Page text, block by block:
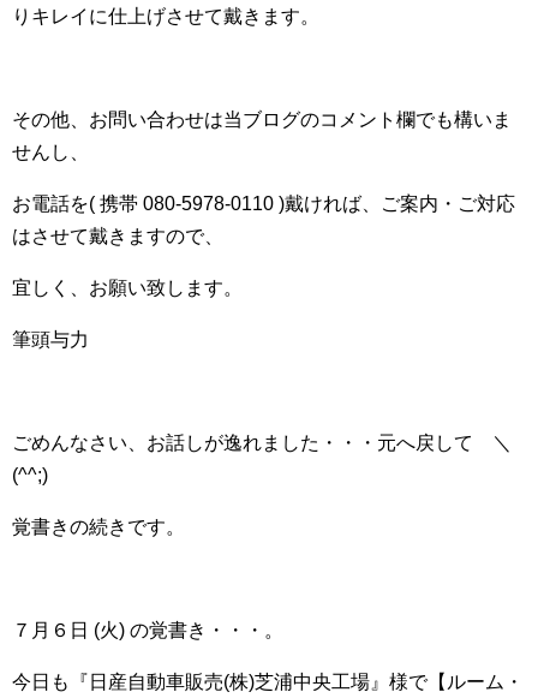
りキレイに仕上げさせて戴きます。
その他、お問い合わせは当ブログのコメント欄でも構いま
せんし、
お電話を( 携帯 080-5978-0110 )戴ければ、ご案内・ご対応
はさせて戴きますので、
宜しく、お願い致します。
筆頭与力
ごめんなさい、お話しが逸れました・・・元へ戻して ＼
(^^;)
覚書きの続きです。
７月６日 (火) の覚書き・・・。
今日も『日産自動車販売(株)芝浦中央工場』様で【ルーム・